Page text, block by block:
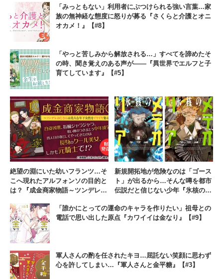
「みっともない」利用者にぶつけられる強い言葉…家
族の無神経な態度に怒りが募る『さくらと介護とオニ
オカメ！』【#8】
「やっと苦しみから解放される…」すべてを諦めたそ
の時、聞き覚えのある声が――『異世界でエルフと子
育てしています』【#5】
絶望の淵にいた幼いフランツ…そ
こへ現れたアルフォンソの目的と
は？『成金商家物語～ツンデレお
ヤ娶る～』【#10】
新規開拓地が危険なのは「ゴース
ト」が出るから…そんな噂を都市
伝説だと信じない少年『氷核のメ
「誰かにとっての運命のキャラを作りたい」祖母との
電話で思い出した原点『カワイイは金なり』【#9】
軍人さんの酌を任されたキヨ…屈託ない笑顔に思わず
心を許してしまい…『軍人さんと金平糖』【#3】